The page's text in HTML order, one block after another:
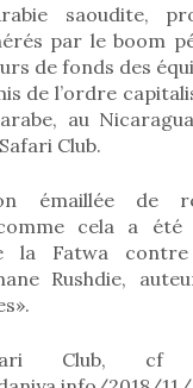
saoudite,
par le boom
de fonds des
de l’ordre
au
Club.
émaillée de
comme cela a
la Fatwa contre
Rushdie,
Club,